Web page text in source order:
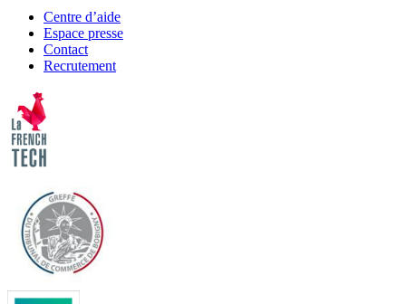
Centre d’aide
Espace presse
Contact
Recrutement